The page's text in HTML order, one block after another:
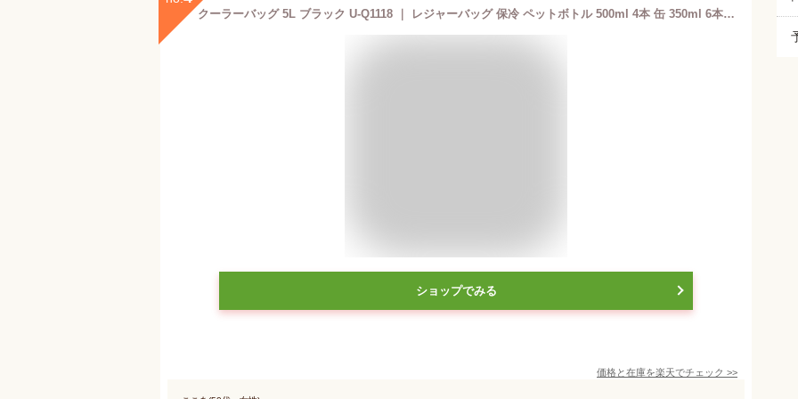
クーラーバッグ 5L ブラック U-Q1118 ｜ レジャーバッグ 保冷 ペットボトル 500ml 4本 缶 350ml 6本 ポケットつき 折りたたみ コンパクト 染みにくい スポーツ 運動会 キャンプ
ショップでみる
価格と在庫を楽天でチェック >>